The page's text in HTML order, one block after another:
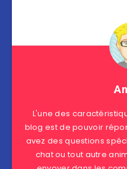
L'une des
blog est de pouvoir
avez des questions
chat ou tout autre